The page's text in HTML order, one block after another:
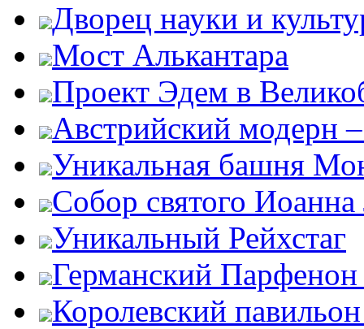
Дворец науки и
Мост Алькантара
Проект Эдем в
Австрийский модерн
Уникальная башня
Собор святого Иоанна
Уникальный Рейхстаг
Германский Парфенон
Королевский